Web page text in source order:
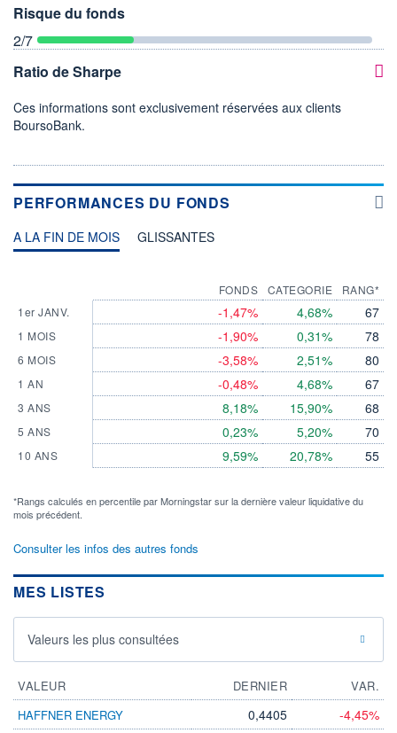
Risque du fonds
2/7
Ratio de Sharpe
Ces informations sont exclusivement réservées aux clients
BoursoBank.
PERFORMANCES DU FONDS
A LA FIN DE MOIS GLISSANTES
1er JANV.
1 MOIS
6 MOIS
1 AN
3 ANS
5 ANS
10 ANS
FONDS
-1,47%
-1,90%
-3,58%
-0,48%
8,18%
0,23%
9,59%
CATEGORIE
4,68%
0,31%
2,51%
4,68%
15,90%
5,20%
20,78%
RANG*
67
78
80
67
68
70
55
*Rangs calculés en percentile par Morningstar sur la dernière valeur liquidative du
mois précédent.
Consulter les infos des autres fonds
MES LISTES
Valeurs les plus consultées
VALEUR DERNIER
VAR.
HAFFNER ENERGY
0,4405 -4,45%